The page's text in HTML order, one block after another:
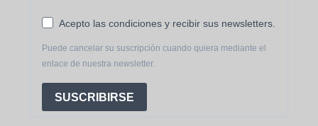
Acepto las condiciones y recibir sus newsletters.
Puede cancelar su suscripción cuando quiera mediante el
enlace de nuestra newsletter.
SUSCRIBIRSE